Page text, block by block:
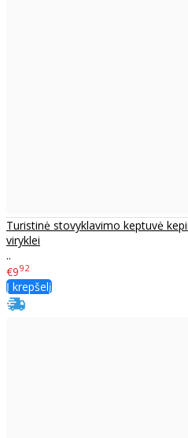
Turistinė stovyklavimo keptuvė
viryklei
..
€992
Į krepšelį